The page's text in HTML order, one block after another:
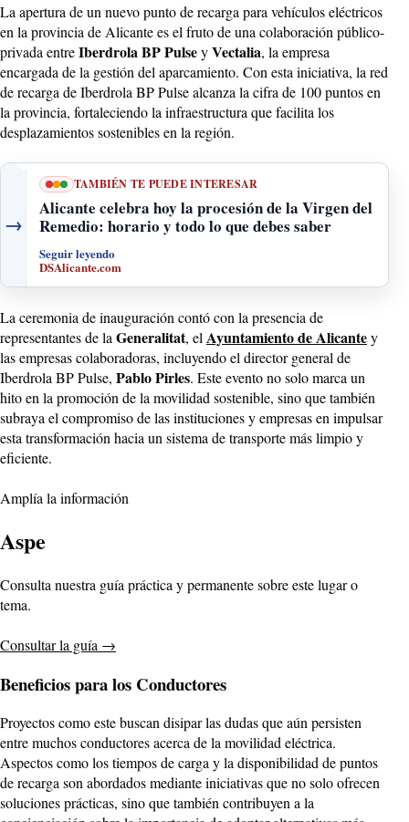
La apertura de un nuevo punto de recarga para vehículos eléctricos
en la provincia de Alicante es el fruto de una colaboración público-
privada entreIberdrola BP PulseyVectalia, la empresa
encargada de la gestión del aparcamiento. Con esta iniciativa, la red
de recarga de Iberdrola BP Pulse alcanza la cifra de 100 puntos en
la provincia, fortaleciendo la infraestructura que facilita los
desplazamientos sostenibles en la región.
→
TAMBIÉN TE PUEDE INTERESAR
Alicante celebra hoy la procesión de la Virgen del
Remedio: horario y todo lo que debes saber
Seguir leyendo
DSAlicante.com
La ceremonia de inauguración contó con la presencia de
representantes de la Generalitat, el Ayuntamiento de Alicantey
las empresas colaboradoras, incluyendo el director general de
Iberdrola BP Pulse, Pablo Pirles. Este evento no solo marca un
hito en la promoción de la movilidad sostenible, sino que también
subraya el compromiso de las instituciones y empresas en impulsar
esta transformación hacia un sistema de transporte más limpio y
eficiente.
Amplía la información
Aspe
Consulta nuestra guía práctica y permanente sobre este lugar o
tema.
Consultar la guía →
Beneficios para los Conductores
Proyectos como este buscan disipar las dudas que aún persisten
entre muchos conductores acerca de la movilidad eléctrica.
Aspectos como los tiempos de carga y la disponibilidad de puntos
de recarga son abordados mediante iniciativas que no solo ofrecen
soluciones prácticas, sino que también contribuyen a la